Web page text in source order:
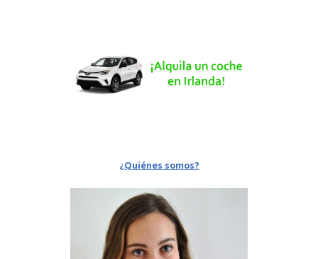
¿Quiénes somos?